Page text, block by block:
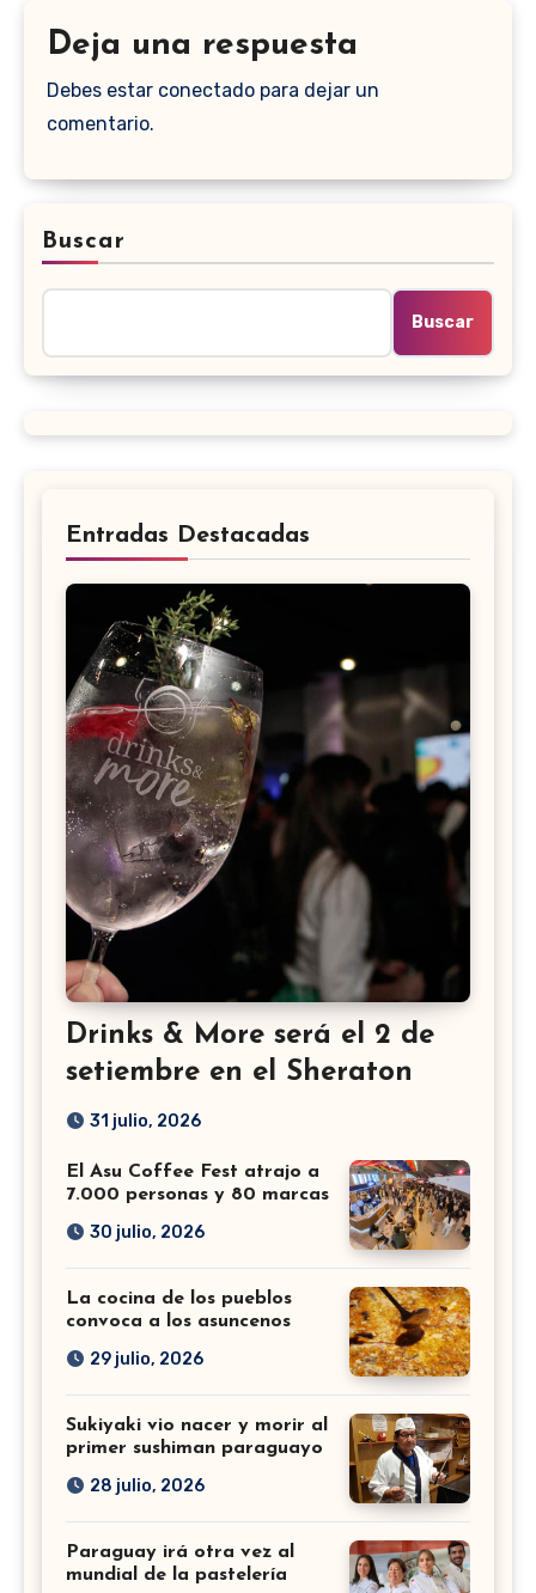
Deja una respuesta
Debes estar conectado para dejar un
comentario.
Buscar
Buscar
Entradas Destacadas
Drinks & More será el 2 de
setiembre en el Sheraton
31 julio, 2026
El Asu Coffee Fest atrajo a
7.000 personas y 80 marcas
30 julio, 2026
La cocina de los pueblos
convoca a los asuncenos
29 julio, 2026
Sukiyaki vio nacer y morir al
primer sushiman paraguayo
28 julio, 2026
Paraguay irá otra vez al
mundial de la pastelería